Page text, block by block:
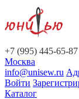
+7 (995) 445-65-87
Москва
info@unisew.ru
Войти
Каталог